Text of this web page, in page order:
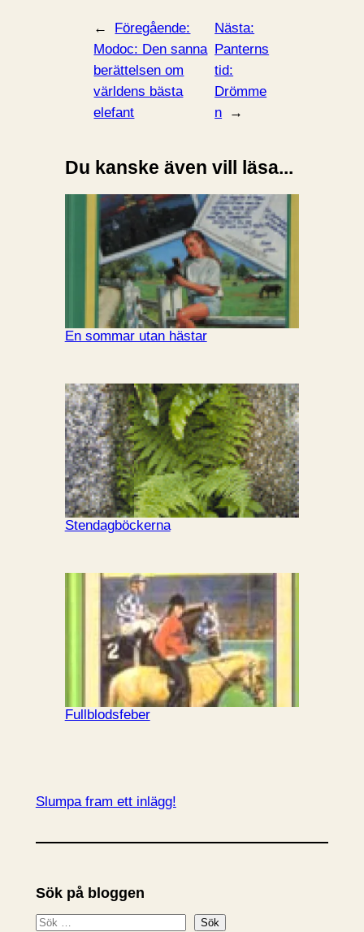
←
Föregående:
Modoc: Den sanna
berättelsen om
världens bästa
elefant
Nästa:
Panterns
tid:
Drömme
n
→
Du kanske även vill läsa...
En sommar utan hästar
Stendagböckerna
Fullblodsfeber
Slumpa fram ett inlägg!
Sök på bloggen
S
Sök